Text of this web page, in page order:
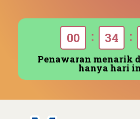
00 : 34 :
Penawaran menarik
hanya hari